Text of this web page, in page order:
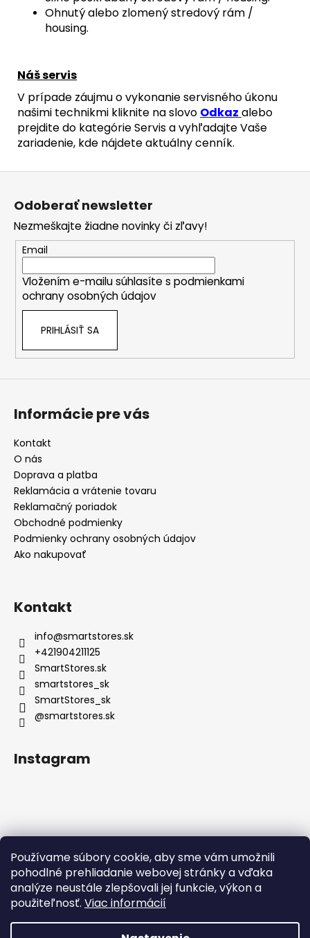
Používame súbory cookie, aby sme vám umožnili
pohodlné prehliadanie webovej stránky a vďaka
analýze neustále zlepšovali jej funkcie, výkon a
použiteľnosť. Viac informácií
Ohnutý alebo zlomený stredový rám /
housing.
Náš servis
V prípade záujmu o vykonanie servisného úkonu
našimi technikmi kliknite na slovo Odkaz alebo
prejdite do kategórie Servis a vyhľadajte Vaše
zariadenie, kde nájdete aktuálny cenník.
Z
Odoberať newsletter
Nezmeškajte žiadne novinky či zľavy!
Email
Vložením e-mailu súhlasíte s podmienkami
ochrany osobných údajov
PRIHLÁSIŤ SA
Informácie pre vás
Kontakt
O nás
Doprava a platba
Reklamácia a vrátenie tovaru
Reklamačný poriadok
Obchodné podmienky
Podmienky ochrany osobných údajov
Ako nakupovať
Kontakt
info@smartstores.sk
+421904211125
SmartStores.sk
smartstores_sk
SmartStores_sk
@smartstores.sk
Instagram
Sledovať na Instagrame